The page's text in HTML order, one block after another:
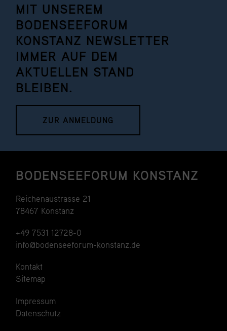
MIT UNSEREM
BODENSEEFORUM
KONSTANZ NEWSLETTER
IMMER AUF DEM
AKTUELLEN STAND
BLEIBEN.
ZUR ANMELDUNG
BODENSEEFORUM KONSTANZ
Reichenaustrasse 21
78467 Konstanz
+49 7531 12728-0
info@bodenseeforum-konstanz.de
Kontakt
Sitemap
Impressum
Datenschutz